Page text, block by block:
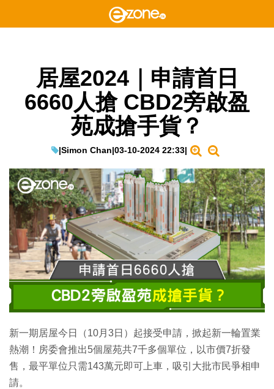
居屋2024｜申請首日
6660人搶 CBD2旁啟盈
苑成搶手貨？
|Simon Chan|03-10-2024 22:33|
新一期居屋今日（10月3日）起接受申請，掀起新一輪置業
熱潮！房委會推出5個屋苑共7千多個單位，以市價7折發
售，最平單位只需143萬元即可上車，吸引大批市民爭相申
請。